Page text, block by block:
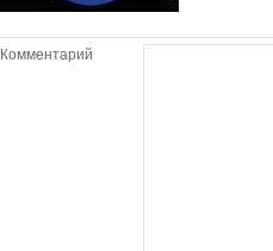
Комментарий